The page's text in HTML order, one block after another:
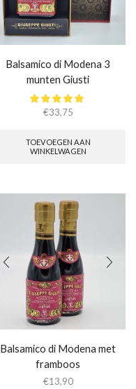
Balsamico di Modena 3
munten Giusti
€33,75
TOEVOEGEN AAN
WINKELWAGEN
Balsamico di Modena met
framboos
€13,90